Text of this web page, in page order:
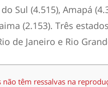
Sul (4.515), Amapá
(2.153). Três
de Janeiro e Rio
têm ressalvas na